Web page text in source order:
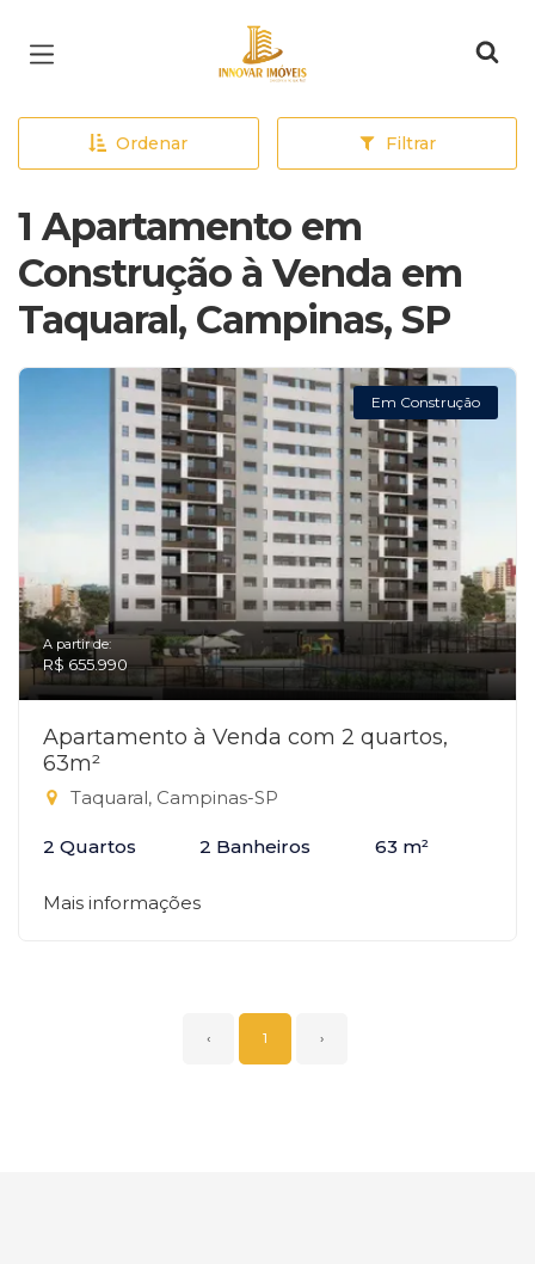
Página inicial
Ordenar Filtrar
1 Apartamento em
Construção à Venda em
Taquaral, Campinas, SP
Em Construção
A partir de:
R$ 655.990
Apartamento à Venda com 2 quartos,
63m²
Taquaral, Campinas-SP
2 Quartos 2 Banheiros 63 m²
Mais informações
‹ 1 ›